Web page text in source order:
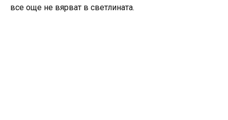
все още не вярват в светлината.